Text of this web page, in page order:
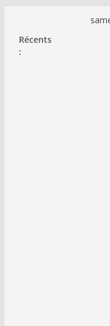
contenu
Récents
: